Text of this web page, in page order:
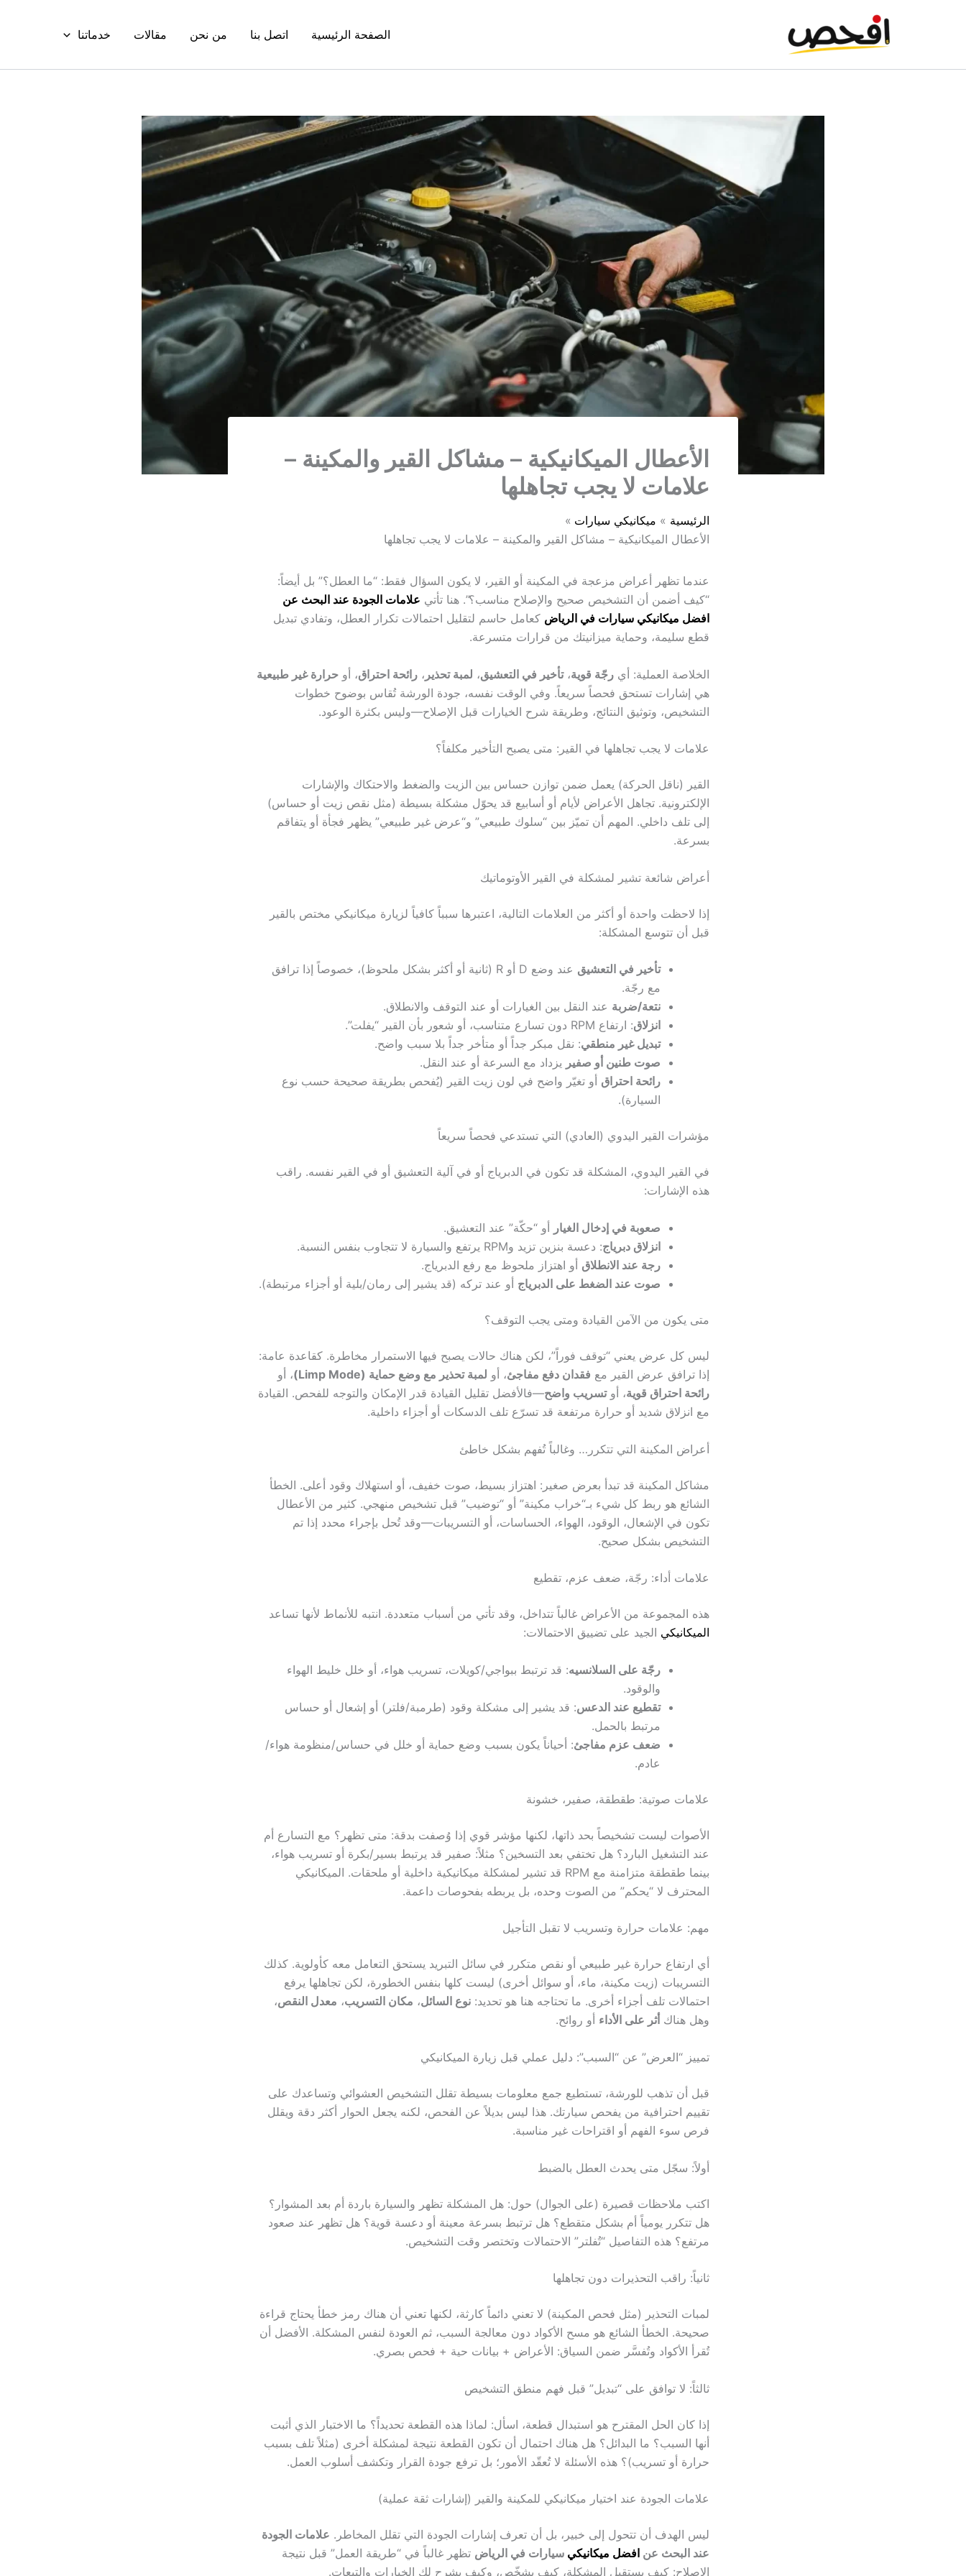
الصفحة الرئيسية اتصل بنا من نحن مقالات خدماتنا
الأعطال الميكانيكية – مشاكل القير والمكينة –
علامات لا يجب تجاهلها
الرئيسية
ميكانيكي سيارات
الأعطال الميكانيكية – مشاكل القير والمكينة – علامات لا يجب تجاهلها
عندما تظهر أعراض مزعجة في المكينة أو القير، لا يكون السؤال فقط: “ما العطل؟” بل أيضاً:
“كيف أضمن أن التشخيص صحيح والإصلاح مناسب؟”. هنا تأتي علامات الجودة عند البحث عن
افضل ميكانيكي سيارات في الرياض كعامل حاسم لتقليل احتمالات تكرار العطل، وتفادي تبديل
قطع سليمة، وحماية ميزانيتك من قرارات متسرعة.
الخلاصة العملية: أي رجّة قوية،تأخير في التعشيق، لمبة تحذير ، رائحة احتراق، أو حرارة غير طبيعية
هي إشارات تستحق فحصاً سريعاً. وفي الوقت نفسه، جودة الورشة تُقاس بوضوح خطوات
التشخيص، وتوثيق النتائج، وطريقة شرح الخيارات قبل الإصلاح—وليس بكثرة الوعود.
علامات لا يجب تجاهلها في القير: متى يصبح التأخير مكلفاً؟
القير (ناقل الحركة) يعمل ضمن توازن حساس بين الزيت والضغط والاحتكاك والإشارات
الإلكترونية. تجاهل الأعراض لأيام أو أسابيع قد يحوّل مشكلة بسيطة (مثل نقص زيت أو حساس)
إلى تلف داخلي. المهم أن تميّز بين “سلوك طبيعي” و“عرض غير طبيعي” يظهر فجأة أو يتفاقم
بسرعة.
أعراض شائعة تشير لمشكلة في القير الأوتوماتيك
إذا لاحظت واحدة أو أكثر من العلامات التالية، اعتبرها سبباً كافياً لزيارة ميكانيكي مختص بالقير
قبل أن تتوسع المشكلة:
تأخير في التعشيق
عند وضع D أو R (ثانية أو أكثر بشكل ملحوظ)، خصوصاً إذا ترافق
مع رجّة.
نتعة/ضربة عند النقل بين الغيارات أو عند التوقف والانطلاق.
انزلاق: ارتفاع RPM دون تسارع متناسب، أو شعور بأن القير “يفلت”.
تبديل غير منطقي: نقل مبكر جداً أو متأخر جداً بلا سبب واضح.
صوت طنين أو صفير يزداد مع السرعة أو عند النقل.
رائحة احتراق أو تغيّر واضح في لون زيت القير (يُفحص بطريقة صحيحة حسب نوع
السيارة).
مؤشرات القير اليدوي (العادي) التي تستدعي فحصاً سريعاً
في القير اليدوي، المشكلة قد تكون في الدبرياج أو في آلية التعشيق أو في القير نفسه. راقب
هذه الإشارات:
صعوبة في إدخال الغيار أو “حكّة” عند التعشيق.
انزلاق دبرياج: دعسة بنزين تزيد وRPM يرتفع والسيارة لا تتجاوب بنفس النسبة.
رجة عند الانطلاق أو اهتزاز ملحوظ مع رفع الدبرياج.
صوت عند الضغط على الدبرياج أو عند تركه (قد يشير إلى رمان/بلية أو أجزاء مرتبطة).
متى يكون من الآمن القيادة ومتى يجب التوقف؟
ليس كل عرض يعني “توقف فوراً”، لكن هناك حالات يصبح فيها الاستمرار مخاطرة. كقاعدة عامة:
إذا ترافق عرض القير مع فقدان دفع مفاجئ، أو لمبة تحذير مع وضع حماية (Limp Mode)
، أو
رائحة احتراق قوية، أوتسريب واضح—فالأفضل تقليل القيادة قدر الإمكان والتوجه للفحص. القيادة
مع انزلاق شديد أو حرارة مرتفعة قد تسرّع تلف الدسكات أو أجزاء داخلية.
أعراض المكينة التي تتكرر… وغالباً تُفهم بشكل خاطئ
مشاكل المكينة قد تبدأ بعرض صغير: اهتزاز بسيط، صوت خفيف، أو استهلاك وقود أعلى. الخطأ
الشائع هو ربط كل شيء بـ“خراب مكينة” أو “توضيب” قبل تشخيص منهجي. كثير من الأعطال
تكون في الإشعال، الوقود، الهواء، الحساسات، أو التسريبات—وقد تُحل بإجراء محدد إذا تم
التشخيص بشكل صحيح.
علامات أداء: رجّة، ضعف عزم، تقطيع
هذه المجموعة من الأعراض غالباً تتداخل، وقد تأتي من أسباب متعددة. انتبه للأنماط لأنها تساعد
الميكانيكي الجيد على تضييق الاحتمالات:
رجّة على السلانسيه: قد ترتبط ببواجي/كويلات، تسريب هواء، أو خلل خليط الهواء
والوقود.
تقطيع عند الدعس: قد يشير إلى مشكلة وقود (طرمبة/فلتر) أو إشعال أو حساس
مرتبط بالحمل.
ضعف عزم مفاجئ: أحياناً يكون بسبب وضع حماية أو خلل في حساس/منظومة هواء/
عادم.
علامات صوتية: طقطقة، صفير، خشونة
الأصوات ليست تشخيصاً بحد ذاتها، لكنها مؤشر قوي إذا وُصفت بدقة: متى تظهر؟ مع التسارع أم
عند التشغيل البارد؟ هل تختفي بعد التسخين؟ مثلاً: صفير قد يرتبط بسير/بكرة أو تسريب هواء،
بينما طقطقة متزامنة مع RPM قد تشير لمشكلة ميكانيكية داخلية أو ملحقات. الميكانيكي
المحترف لا “يحكم” من الصوت وحده، بل يربطه بفحوصات داعمة.
مهم: علامات حرارة وتسريب لا تقبل التأجيل
أي ارتفاع حرارة غير طبيعي أو نقص متكرر في سائل التبريد يستحق التعامل معه كأولوية. كذلك
التسريبات (زيت مكينة، ماء، أو سوائل أخرى) ليست كلها بنفس الخطورة، لكن تجاهلها يرفع
احتمالات تلف أجزاء أخرى. ما تحتاجه هنا هو تحديد: نوع السائل، مكان التسريب، معدل النقص،
وهل هناك أثر على الأداء أو روائح.
تمييز “العرض” عن “السبب”: دليل عملي قبل زيارة الميكانيكي
قبل أن تذهب للورشة، تستطيع جمع معلومات بسيطة تقلل التشخيص العشوائي وتساعدك على
تقييم احترافية من يفحص سيارتك. هذا ليس بديلاً عن الفحص، لكنه يجعل الحوار أكثر دقة ويقلل
فرص سوء الفهم أو اقتراحات غير مناسبة.
أولاً: سجّل متى يحدث العطل بالضبط
اكتب ملاحظات قصيرة (على الجوال) حول: هل المشكلة تظهر والسيارة باردة أم بعد المشوار؟
هل تتكرر يومياً أم بشكل متقطع؟ هل ترتبط بسرعة معينة أو دعسة قوية؟ هل تظهر عند صعود
مرتفع؟ هذه التفاصيل “تُفلتر” الاحتمالات وتختصر وقت التشخيص.
ثانياً: راقب التحذيرات دون تجاهلها
لمبات التحذير (مثل فحص المكينة) لا تعني دائماً كارثة، لكنها تعني أن هناك رمز خطأ يحتاج قراءة
صحيحة. الخطأ الشائع هو مسح الأكواد دون معالجة السبب، ثم العودة لنفس المشكلة. الأفضل أن
تُقرأ الأكواد وتُفسَّر ضمن السياق: الأعراض + بيانات حية + فحص بصري.
ثالثاً: لا توافق على “تبديل” قبل فهم منطق التشخيص
إذا كان الحل المقترح هو استبدال قطعة، اسأل: لماذا هذه القطعة تحديداً؟ ما الاختبار الذي أثبت
أنها السبب؟ ما البدائل؟ هل هناك احتمال أن تكون القطعة نتيجة لمشكلة أخرى (مثلاً تلف بسبب
حرارة أو تسريب)؟ هذه الأسئلة لا تُعقّد الأمور؛ بل ترفع جودة القرار وتكشف أسلوب العمل.
علامات الجودة عند اختيار ميكانيكي للمكينة والقير (إشارات ثقة عملية)
ليس الهدف أن تتحول إلى خبير، بل أن تعرف إشارات الجودة التي تقلل المخاطر. علامات الجودة
عند البحث عن افضل ميكانيكي سيارات في الرياض تظهر غالباً في “طريقة العمل” قبل نتيجة
الإصلاح: كيف يستقبل المشكلة، كيف يشخّص، وكيف يشرح لك الخيارات والتبعات.